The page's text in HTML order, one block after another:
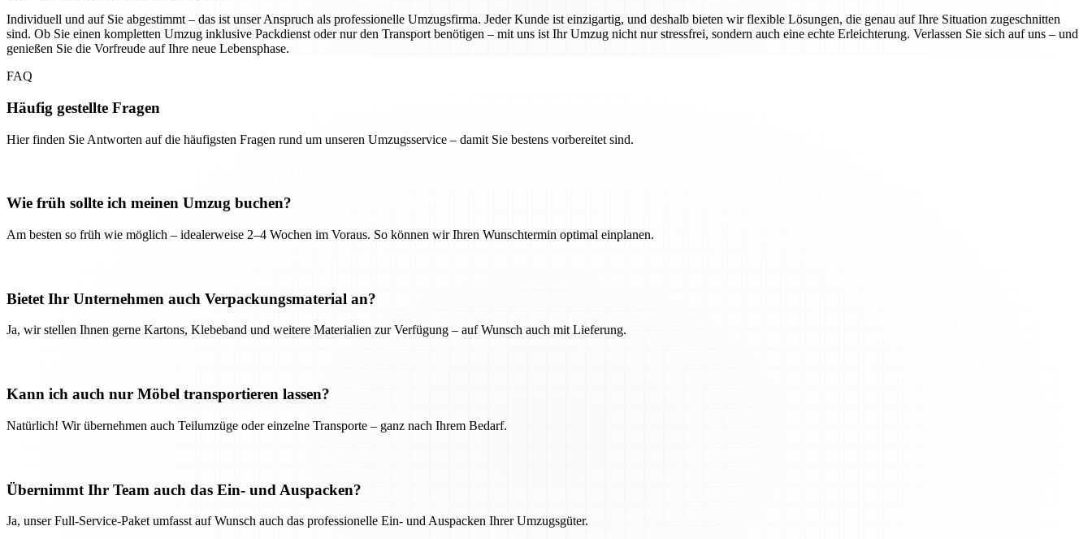
Individuell und auf Sie abgestimmt – das ist unser Anspruch als professionelle Umzugsfirma. Jeder Kunde ist einzigartig, und deshalb bieten wir flexible Lösungen, die genau auf Ihre Situation zugeschnitten
sind. Ob Sie einen kompletten Umzug inklusive Packdienst oder nur den Transport benötigen – mit uns ist Ihr Umzug nicht nur stressfrei, sondern auch eine echte Erleichterung. Verlassen Sie sich auf uns – und
genießen Sie die Vorfreude auf Ihre neue Lebensphase.
FAQ
Häufig gestellte Fragen
Hier finden Sie Antworten auf die häufigsten Fragen rund um unseren Umzugsservice – damit Sie bestens vorbereitet sind.
Wie früh sollte ich meinen Umzug buchen?
Am besten so früh wie möglich – idealerweise 2–4 Wochen im Voraus. So können wir Ihren Wunschtermin optimal einplanen.
Bietet Ihr Unternehmen auch Verpackungsmaterial an?
Ja, wir stellen Ihnen gerne Kartons, Klebeband und weitere Materialien zur Verfügung – auf Wunsch auch mit Lieferung.
Kann ich auch nur Möbel transportieren lassen?
Natürlich! Wir übernehmen auch Teilumzüge oder einzelne Transporte – ganz nach Ihrem Bedarf.
Übernimmt Ihr Team auch das Ein- und Auspacken?
Ja, unser Full-Service-Paket umfasst auf Wunsch auch das professionelle Ein- und Auspacken Ihrer Umzugsgüter.